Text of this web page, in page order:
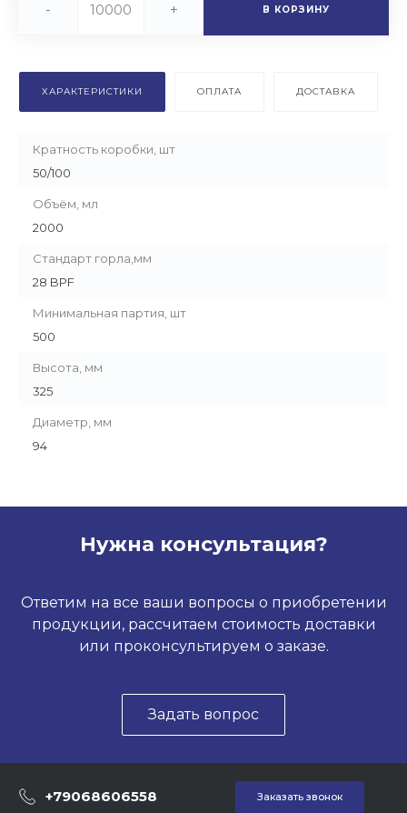
- + В КОРЗИНУ
ХАРАКТЕРИСТИКИ ОПЛАТА ДОСТАВКА
Кратность коробки, шт
50/100
Объём, мл
2000
Стандарт горла,мм
28 BPF
Минимальная партия, шт
500
Высота, мм
325
Диаметр, мм
94
Нужна консультация?
Ответим на все ваши вопросы о приобретении
продукции, рассчитаем стоимость доставки
или проконсультируем о заказе.
Задать вопрос
+79068606558 Заказать звонок